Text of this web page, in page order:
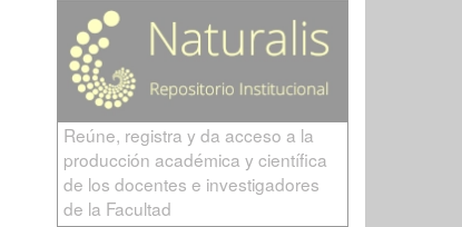
Reúne, registra y da acceso a la
producción académica y científica
de los docentes e investigadores
de la Facultad